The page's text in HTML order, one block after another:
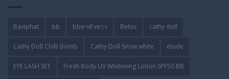
Baviphat bb bbทาตัวขาว Belov cathy doll
Cathy Doll Chilli Bomb Cathy Doll Snow white etude
EYE LASH SET Fresh Body UV Whitening Lotion SPF50 BB